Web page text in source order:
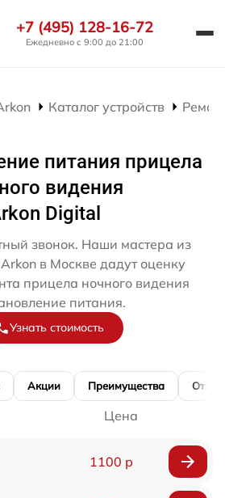
+7 (495) 128-16-72
Ежедневно с 9:00 до 21:00
Каталог устройств
питания прицела
видения
Digital
звонок. Наши мастера из
в Москве дадут оценку
прицела ночного видения
питания.
Узнать стоимость
Акции Преимущества
Цена
1100 р